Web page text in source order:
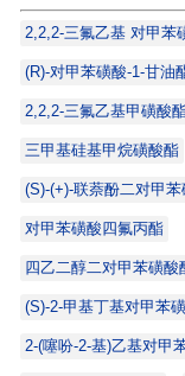
2,2,2-三氟乙基 对甲苯
(R)-对甲苯磺酸-1-甘油
2,2,2-三氟乙基甲磺酸
三甲基硅基甲烷磺酸酯
(S)-(+)-联萘酚二对甲
对甲苯磺酸四氟丙酯
四乙二醇二对甲苯磺酸
(S)-2-甲基丁基对甲苯
2-(噻吩-2-基)乙基对甲